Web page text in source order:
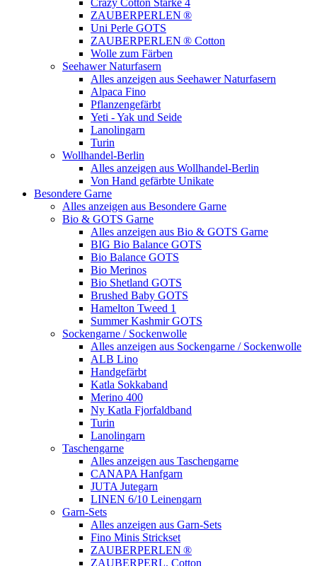
ZAUBERPERLEN ®
Uni Perle GOTS
ZAUBERPERLEN ® Cotton
Wolle zum Färben
Seehawer Naturfasern
Alles anzeigen aus Seehawer Naturfasern
Alpaca Fino
Pflanzengefärbt
Yeti - Yak und Seide
Lanolingarn
Turin
Wollhandel-Berlin
Alles anzeigen aus Wollhandel-Berlin
Von Hand gefärbte Unikate
Besondere Garne
Alles anzeigen aus Besondere Garne
Bio & GOTS Garne
Alles anzeigen aus Bio & GOTS Garne
BIG Bio Balance GOTS
Bio Balance GOTS
Bio Merinos
Bio Shetland GOTS
Brushed Baby GOTS
Hamelton Tweed 1
Summer Kashmir GOTS
Sockengarne / Sockenwolle
Alles anzeigen aus Sockengarne / Sockenwolle
ALB Lino
Handgefärbt
Katla Sokkaband
Merino 400
Ny Katla Fjorfaldband
Turin
Lanolingarn
Taschengarne
Alles anzeigen aus Taschengarne
CANAPA Hanfgarn
JUTA Jutegarn
LINEN 6/10 Leinengarn
Garn-Sets
Alles anzeigen aus Garn-Sets
Fino Minis Strickset
ZAUBERPERLEN ®
ZAUBERPERL. Cotton